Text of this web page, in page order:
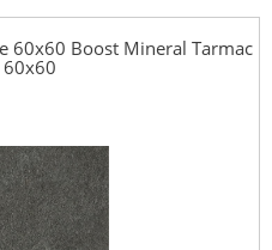
60x60 Boost Mineral Tarmac
60x60